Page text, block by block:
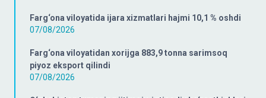
Farg‘ona viloyatida ijara xizmatlari hajmi 10,1 % oshdi
07/08/2026
Farg‘ona viloyatidan xorijga 883,9 tonna sarimsoq
piyoz eksport qilindi
07/08/2026